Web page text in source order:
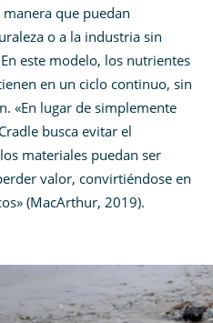
que puedan
o a la industria sin
este modelo, los nutrientes
en un ciclo continuo, sin
«En lugar de simplemente
busca evitar el
materiales puedan ser
valor, convirtiéndose en
(MacArthur, 2019).